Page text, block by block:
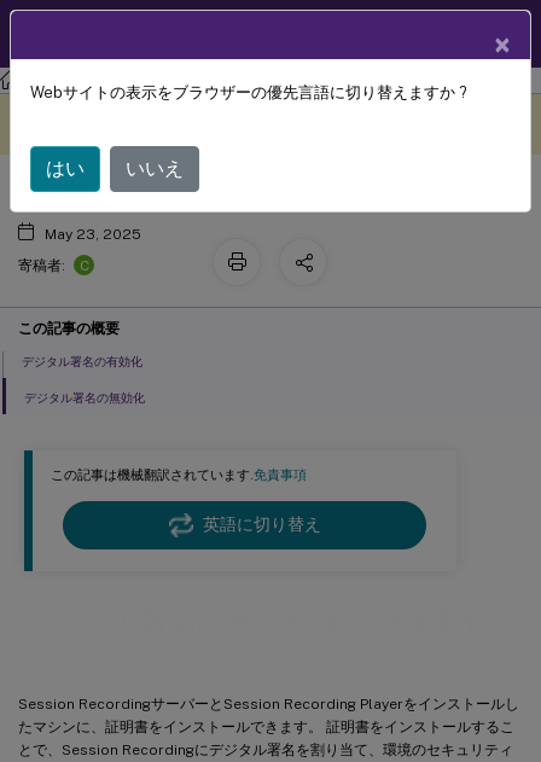
Session Recording Session Recording 2411
この記事は機械翻訳されています.免責事項
英語に切り替え
Session RecordingサーバーとSession Recording Playerをインストールし
たマシンに、証明書をインストールできます。 証明書をインストールするこ
とで、Session Recordingにデジタル署名を割り当て、環境のセキュリティ
デジタル署名の有効化または無効化
May 23, 2025
寄稿者:
C
この記事の概要
デジタル署名の有効化
デジタル署名の無効化
×
Webサイトの表示をブラウザーの優先言語に切り替えますか ?
はい いいえ